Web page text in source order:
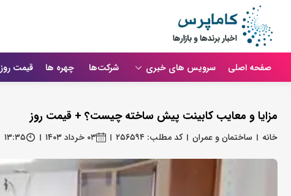
صفحه اصلی سرویس های خبری شرکت‌ها چهره ها قیمت روز
مزایا و معایب کابینت پیش ساخته چیست؟ + قیمت روز
خانه ساختمان و عمران کد مطلب: ۲۵۶۵۹۴ ۰۳ خرداد ۱۴۰۳ ۱۳:۳۵